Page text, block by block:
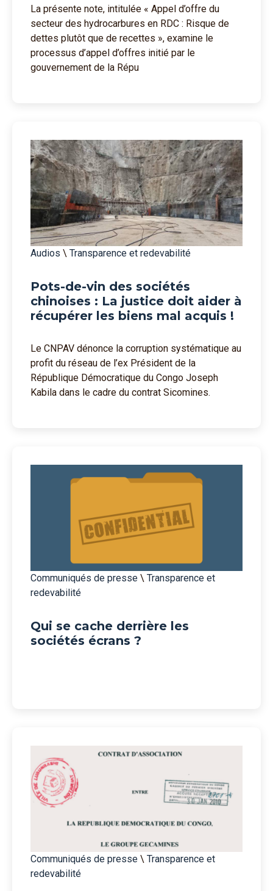
La présente note, intitulée « Appel d’offre du
secteur des hydrocarbures en RDC : Risque de
dettes plutôt que de recettes », examine le
processus d’appel d’offres initié par le
gouvernement de la Répu
Audios \ Transparence et redevabilité
Pots-de-vin des sociétés
chinoises : La justice doit aider à
récupérer les biens mal acquis !
Le CNPAV dénonce la corruption systématique au
profit du réseau de l’ex Président de la
République Démocratique du Congo Joseph
Kabila dans le cadre du contrat Sicomines.
Communiqués de presse \ Transparence et
redevabilité
Qui se cache derrière les
sociétés écrans ?
Communiqués de presse \ Transparence et
redevabilité